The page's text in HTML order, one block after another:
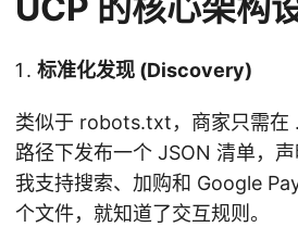
标准化发现 (Discovery)
类似于 robots.txt，商家只需
路径下发布一个 JSON 清单，声
我支持搜索、加购和 Google
个文件，就知道了交互规则。